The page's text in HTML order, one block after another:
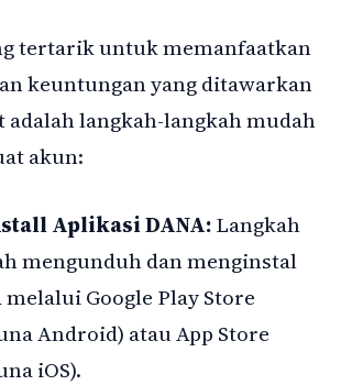
tertarik untuk memanfaatkan
keuntungan yang ditawarkan
adalah langkah-langkah mudah
akun:
Aplikasi DANA:Langkah
mengunduh dan menginstal
melalui Google Play Store
Android) atau App Store
iOS).